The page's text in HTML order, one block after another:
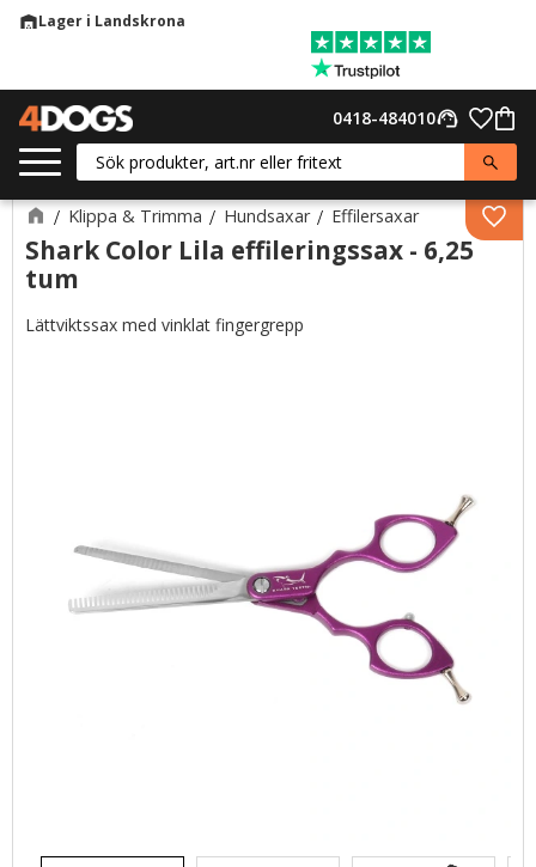
warehouseLager i Landskrona
support_agent
0418-484010
Klippa & Trimma Hundsaxar Effilersaxar
Shark Color Lila effileringssax - 6,25
tum
Lättviktssax med vinklat fingergrepp